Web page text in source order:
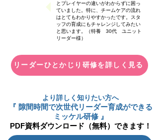
とプレイヤーの違いがわからずに困っ
ていました。特に、チームケアの流れ
はとてもわかりやすかったです。スタ
ッフの育成にもチャレンジしてみたい
と思います。
（特養 30代 ユニット
リーダー様）
リーダーひとかじり研修を詳しく見る
より詳しく知りたい方へ
『 隙間時間で次世代リーダー育成ができる
ミッケル研修 』
PDF資料ダウンロード（無料）できます！